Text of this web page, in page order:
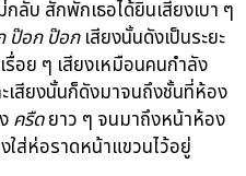
ลับ สักพักเธอได้ยินเสียงเบา ๆ
ป๊อก ป๊อกเสียงนั้นดังเป็นระยะ
รื่อย ๆ เสียงเหมือนคนกำลัง
เสียงนั้นก็ดังมาจนถึงชั้นที่ห้อง
ครืดยาว ๆ จนมาถึงหน้าห้อง
ส่ห่อราดหน้าแขวนไว้อยู่